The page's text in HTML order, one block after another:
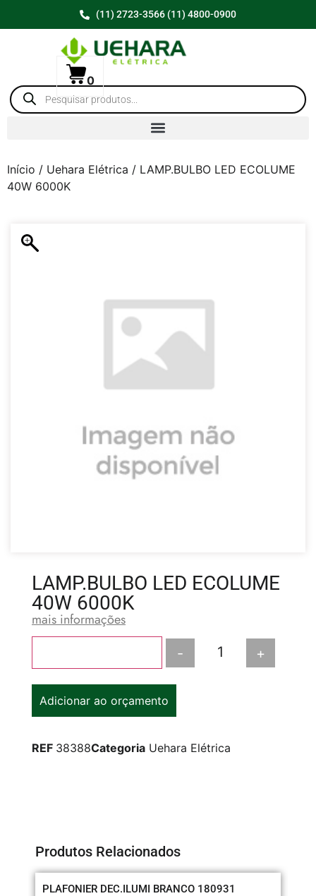
(11) 2723-3566 (11) 4800-0900
0
Início / Uehara Elétrica / LAMP.BULBO LED ECOLUME
40W 6000K
LAMP.BULBO LED ECOLUME
40W 6000K
mais informações
- +
Adicionar ao orçamento
REF 38388Categoria Uehara Elétrica
Produtos Relacionados
PLAFONIER DEC.ILUMI BRANCO 180931